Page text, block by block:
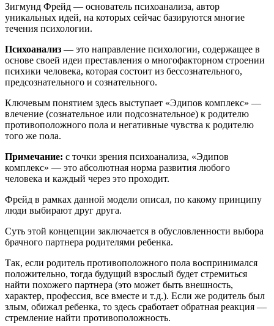
Зигмунд Фрейд — основатель психоанализа, автор
уникальных идей, на которых сейчас базируются многие
течения психологии.
Психоанализ — это направление психологии, содержащее в
основе своей идеи преставления о многофакторном строении
психики человека, которая состоит из бессознательного,
предсознательного и сознательного.
Ключевым понятием здесь выступает «Эдипов комплекс» —
влечение (сознательное или подсознательное) к родителю
противоположного пола и негативные чувства к родителю
того же пола.
Примечание: с точки зрения психоанализа, «Эдипов
комплекс» — это абсолютная норма развития любого
человека и каждый через это проходит.
Фрейд в рамках данной модели описал, по какому принципу
люди выбирают друг друга.
Суть этой концепции заключается в обусловленности выбора
брачного партнера родителями ребенка.
Так, если родитель противоположного пола воспринимался
положительно, тогда будущий взрослый будет стремиться
найти похожего партнера (это может быть внешность,
характер, профессия, все вместе и т.д.). Если же родитель был
злым, обижал ребенка, то здесь сработает обратная реакция —
стремление найти противоположность.